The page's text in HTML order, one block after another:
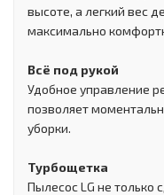
высоте, а легкий вес
максимально
Всё под рукой
Удобное управление
позволяет
уборки.
Турбощетка
Пылесос LG не только